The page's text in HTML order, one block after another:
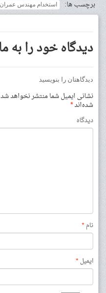
برچسب ها: استخدام مهندس
دیدگاه خود را به
دیدگاهتان را بنویسید
نشانی ایمیل شما منتشر نخواهد
شده‌اند*
دیدگاه
نام*
ایمیل*